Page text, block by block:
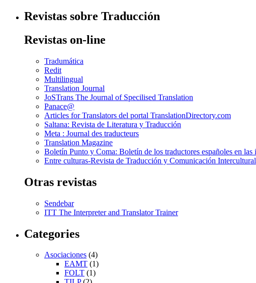
Revistas sobre Traducción
Revistas on-line
Tradumática
Redit
Multilingual
Translation Journal
JoSTrans The Journal of Specilised Translation
Panace@
Articles for Translators del portal TranslationDirectory.com
Saltana: Revista de Literatura y Traducción
Meta : Journal des traducteurs
Translation Magazine
Boletín Punto y Coma: Boletín de los traductores españoles en
Entre culturas-Revista de Traducción y Comunicación Intercultural
Otras revistas
Sendebar
ITT The Interpreter and Translator Trainer
Categories
Asociaciones (4)
EAMT (1)
FOLT (1)